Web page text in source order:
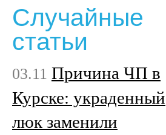
Случайные
статьи
03.11 Причина ЧП в
Курске: украденный
люк заменили